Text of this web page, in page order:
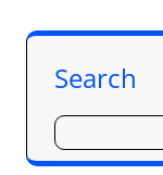
Search